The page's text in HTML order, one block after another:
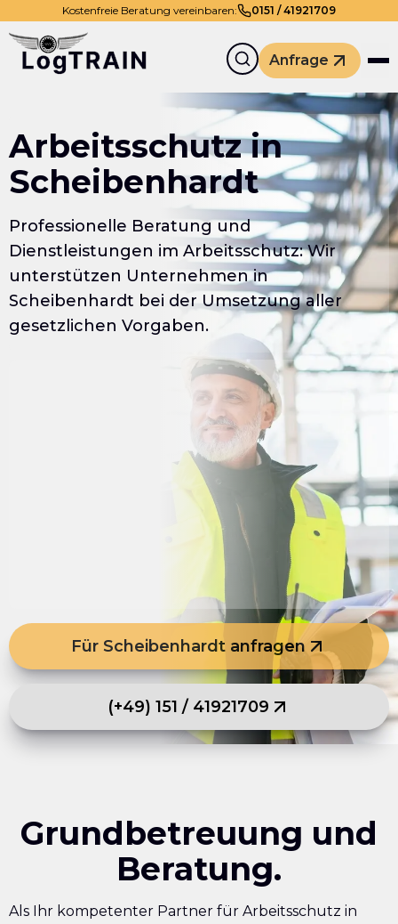
Kostenfreie Beratung vereinbaren: 0151 /41921709
Anfrage
Arbeitsschutz in
Scheibenhardt
Professionelle Beratung und
Dienstleistungen im Arbeitsschutz: Wir
unterstützen Unternehmen in
Scheibenhardt bei der Umsetzung aller
gesetzlichen Vorgaben.
Für Scheibenhardt anfragen
(+49) 151 / 41921709
Grundbetreuung und
Beratung.
Als Ihr kompetenter Partner für Arbeitsschutz in